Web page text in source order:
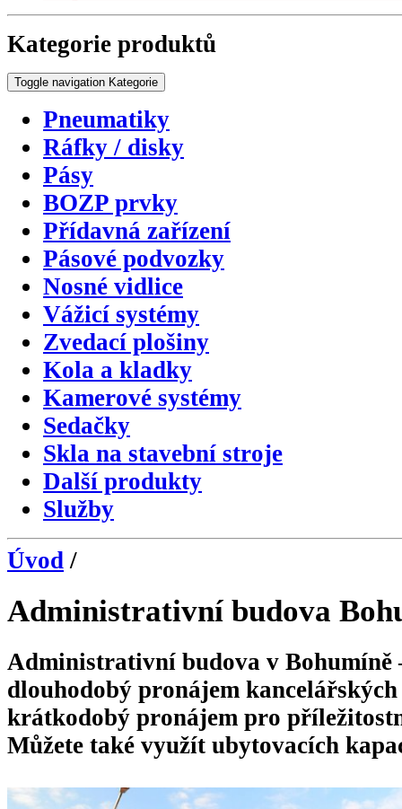
Kategorie produktů
Toggle navigation Kategorie
Pneumatiky
Ráfky / disky
Pásy
BOZP prvky
Přídavná zařízení
Pásové podvozky
Nosné vidlice
Vážicí systémy
Zvedací plošiny
Kola a kladky
Kamerové systémy
Sedačky
Skla na stavební stroje
Další produkty
Služby
Úvod /
Administrativní budova
Administrativní budova v Bohumíně
dlouhodobý pronájem
krátkodobý pronájem pro
Můžete také využít ubytovacích